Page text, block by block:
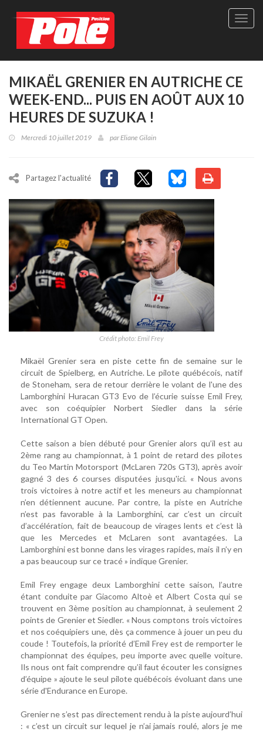
Site
-
Le
MIKAËL GRENIER EN AUTRICHE CE
WEEK-END... PUIS EN AOÛT AUX 10
HEURES DE SUZUKA !
Mercredi 10 juillet 2019 parEliane Gilain
Partagez l'actualité
Crédit photo: Emil Frey
Mikaël Grenier sera en piste cette fin de semaine sur le
circuit de Spielberg, en Autriche. Le pilote québécois, natif
de Stoneham, sera de retour derrière le volant de l'une des
Lamborghini Huracan GT3 Evo de l’écurie suisse Emil Frey,
avec son coéquipier Norbert Siedler dans la série
International GT Open.
Cette saison a bien débuté pour Grenier alors qu’il est au
2ème rang au championnat, à 1 point de retard des pilotes
du Teo Martin Motorsport (McLaren 720s GT3), après avoir
gagné 3 des 6 courses disputées jusqu'ici. « Nous avons
trois victoires à notre actif et les meneurs au championnat
n’en détiennent aucune. Par contre, la piste en Autriche
n’est pas favorable à la Lamborghini, car c’est un circuit
d’accélération, fait de beaucoup de virages lents et c’est là
que les Mercedes et McLaren sont avantagées. La
Lamborghini est bonne dans les virages rapides, mais il n’y en
a pas beaucoup sur ce tracé » indique Grenier.
Emil Frey engage deux Lamborghini cette saison, l’autre
étant conduite par Giacomo Altoè et Albert Costa qui se
trouvent en 3ème position au championnat, à seulement 2
points de Grenier et Siedler. « Nous comptons trois victoires
et nos coéquipiers une, dès ça commence à jouer un peu du
coude ! Toutefois, la priorité d’Emil Frey est de remporter le
championnat des équipes, peu importe avec quelle voiture.
Ils nous ont fait comprendre qu’il faut écouter les consignes
d’équipe » ajoute le seul pilote québécois évoluant dans une
série d'Endurance en Europe.
Grenier ne s’est pas directement rendu à la piste aujourd’hui
: « c’est un circuit sur lequel je n’ai jamais roulé, alors je me